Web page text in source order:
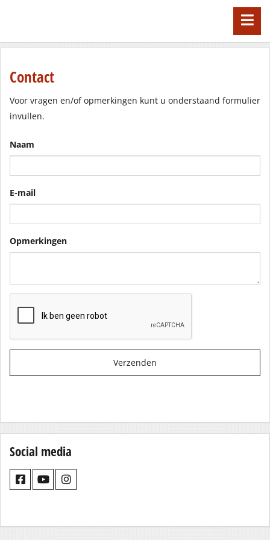
Contact
Voor vragen en/of opmerkingen kunt u onderstaand formulier
invullen.
Naam
E-mail
Opmerkingen
Verzenden
Social media